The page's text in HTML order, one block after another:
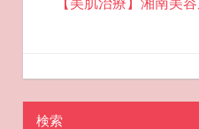
ー
シ
【美肌治療】湘南美
2025-08-25
miyu
おすすめ美容
検索